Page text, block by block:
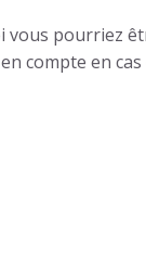
pourriez
compte en cas